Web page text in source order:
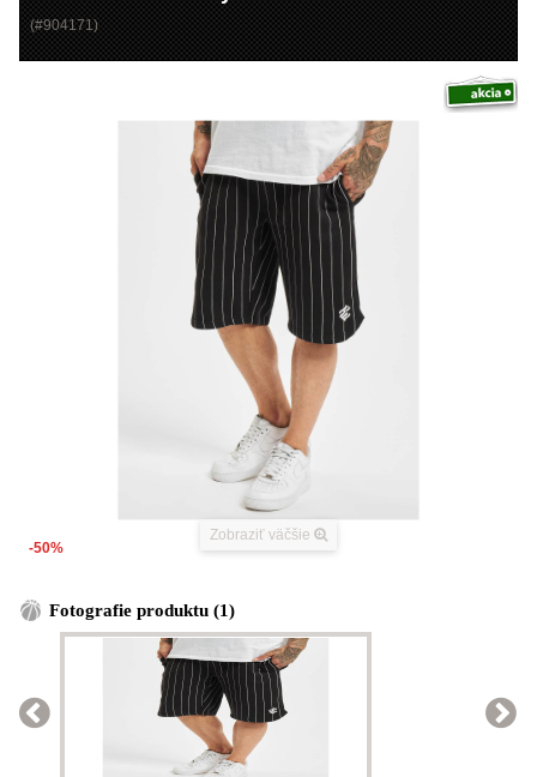
(#904171)
Zobraziť väčšie
-50%
Fotografie produktu (1)